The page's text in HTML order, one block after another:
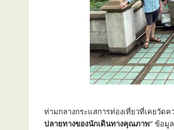
ท่ามกลางกระแสการท่องเที่ยวที่เคยวัดค
ปลายทางของนักเดินทางคุณภาพ” ข้อมู